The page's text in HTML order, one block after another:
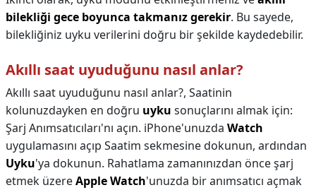
bilekliği gece boyunca takmanız gerekir. Bu sayede,
bilekliğiniz uyku verilerini doğru bir şekilde kaydedebilir.
Akıllı saat uyuduğunu nasıl anlar?
Akıllı saat uyuduğunu nasıl anlar?, Saatinin
kolunuzdayken en doğru uyku sonuçlarını almak için:
Şarj Anımsatıcıları'nı açın. iPhone'unuzda Watch
uygulamasını açıp Saatim sekmesine dokunun, ardından
Uyku'ya dokunun. Rahatlama zamanınızdan önce şarj
etmek üzereApple Watch'unuzda bir anımsatıcı açmak